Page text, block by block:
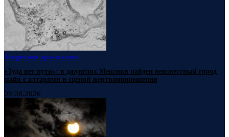
Запретная археология
«Туда нет пути»: в джунглях Мексики найден неизвестный город
майя с алтарями и сценой жертвоприношения
09.08.2026